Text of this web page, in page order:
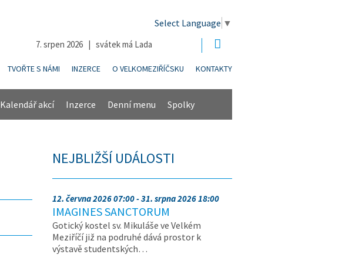
Select Language ▼
7. srpen 2026 | svátek má Lada
TVOŘTE S NÁMI INZERCE O VELKOMEZIŘÍČSKU KONTAKTY
Kalendář akcí Inzerce Denní menu Spolky
NEJBLIŽŠÍ UDÁLOSTI
12. června 2026 07:00 - 31. srpna 2026 18:00
IMAGINES SANCTORUM
Gotický kostel sv. Mikuláše ve Velkém
Meziříčí již na podruhé dává prostor k
výstavě studentských…